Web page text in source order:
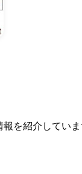
を紹介していま